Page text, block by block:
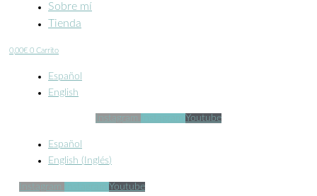
Sobre mí
Tienda
0,00€ 0 Carrito
Español
English
Instagram Youtube
Español
English ( Inglés)
Instagram Youtube